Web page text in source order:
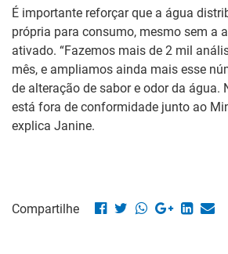
É importante reforçar que a água
própria para consumo, mesmo sem a
ativado. “Fazemos mais de 2 mil
mês, e ampliamos ainda mais esse
de alteração de sabor e odor da água.
está fora de conformidade junto ao
explica Janine.
Compartilhe